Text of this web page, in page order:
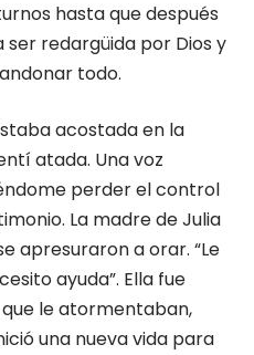
hasta que después
redargüida por Dios y
todo.
acostada en la
atada. Una voz
perder el control
La madre de Julia
apresuraron a orar. “Le
ayuda”. Ella fue
le atormentaban,
una nueva vida para